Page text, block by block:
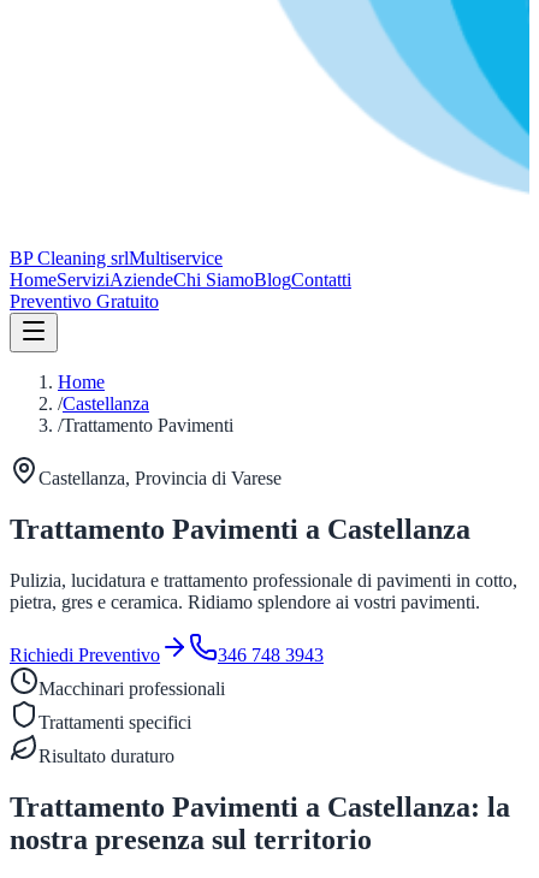
BP Cleaning srlMultiservice
HomeServiziAziendeChi SiamoBlogContatti
Preventivo Gratuito
Home
/Castellanza
/Trattamento Pavimenti
Castellanza, Provincia di Varese
Trattamento Pavimenti a Castellanza
Pulizia, lucidatura e trattamento professionale di pavimenti in cotto,
pietra, gres e ceramica. Ridiamo splendore ai vostri pavimenti.
Richiedi Preventivo
346 748 3943
Macchinari professionali
Trattamenti specifici
Risultato duraturo
Trattamento Pavimenti a Castellanza: la
nostra presenza sul territorio